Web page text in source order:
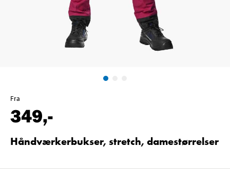
Fra
349,-
Håndværkerbukser, stretch, damestørrelser